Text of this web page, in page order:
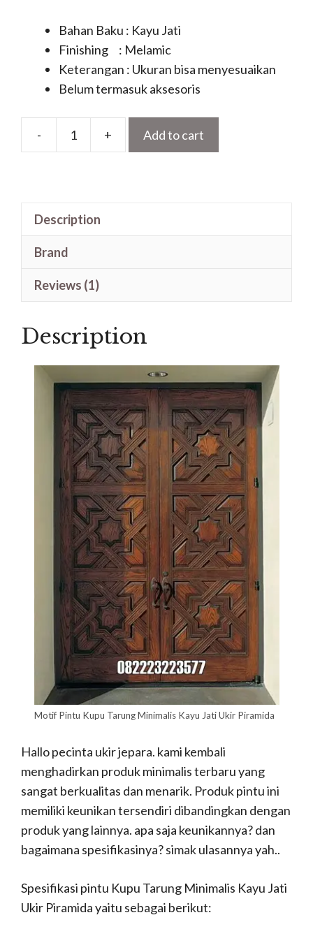
Bahan Baku : Kayu Jati
Finishing : Melamic
Keterangan : Ukuran bisa menyesuaikan
Belum termasuk aksesoris
-
Motif
Piramida
+ Add to cart
Description
Brand
Reviews (1)
Description
Motif Pintu Kupu Tarung Minimalis Kayu Jati Ukir Piramida
Hallo pecinta ukir jepara. kami kembali
menghadirkan produk minimalis terbaru yang
sangat berkualitas dan menarik. Produk pintu ini
memiliki keunikan tersendiri dibandingkan dengan
produk yang lainnya. apa saja keunikannya? dan
bagaimana spesifikasinya? simak ulasannya yah..
Spesifikasi pintu Kupu Tarung Minimalis Kayu Jati
Ukir Piramida yaitu sebagai berikut: